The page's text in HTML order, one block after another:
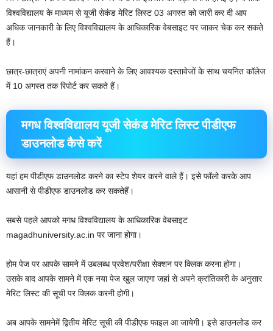
विश्वविद्यालय के माध्यम से यूजी सेकंड मेरिट लिस्ट 03 अगस्त को जारी कर दी आप
अधिक जानकारी के लिए विश्वविद्यालय के आधिकारिक वेबसाइट पर जाकर चेक कर सकते
हैं।
छात्र-छात्राएं अपनी नामांकन करवाने के लिए आवश्यक दस्तावेजों के साथ चयनित कॉलेज
में 10 अगस्त तक रिपोर्ट कर सकते हैं। ‌
मगध विश्वविद्यालय यूजी सेकंड मेरिट लिस्ट पीडीएफ
डाउनलोड कैसे करें
यहां हम पीडीएफ डाउनलोड करने का स्टेप शेयर करने वाले हैं। इसे फॉलो करके आप
आसानी से पीडीएफ डाउनलोड कर सकतेहैं।
सबसे पहले आपको मगध विश्वविद्यालय के आधिकारिक वेबसाइट
magadhuniversity.ac.in पर जाना होगा।
होम पेज पर आपके सामने में उबलब्ध प्रवेश/परीक्षा सेक्शन पर क्लिक करना होगा।
उसके बाद आपके सामने में एक नया पेज खुल जाएगा जहां से अपने क्रांतिकारी के अनुसार
मेरिट लिस्ट की सूची पर क्लिक करनी होगी।
अब आपके सामनेमें द्वितीय मेरिट सूची की पीडीएफ फाइल आ जायेगी। इसे डाउनलोड कर